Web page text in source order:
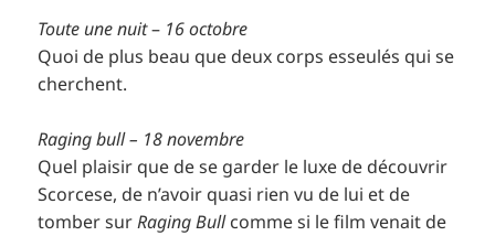
Toute une nuit– 16 octobre
Quoi de plus beau que deux corps esseulés qui se
cherchent.
Raging bull – 18 novembre
Quel plaisir que de se garder le luxe de découvrir
Scorcese, de n’avoir quasi rien vu de lui et de
tomber surRaging Bullcomme si le film venait de